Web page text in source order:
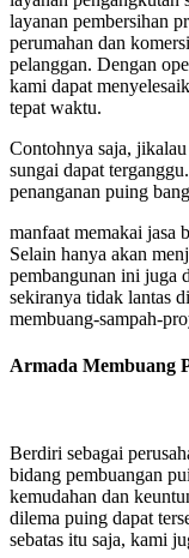
layanan pembersihan
perumahan dan
pelanggan. Dengan
kami dapat
tepat waktu.
Contohnya saja,
sungai dapat
penanganan puing
manfaat memakai jasa
Selain hanya akan
pembangunan ini juga
sekiranya tidak lantas
membuang-sampah-
Armada Membuang
Berdiri sebagai
bidang pembuangan
kemudahan dan
dilema puing dapat
sebatas itu saja, kami